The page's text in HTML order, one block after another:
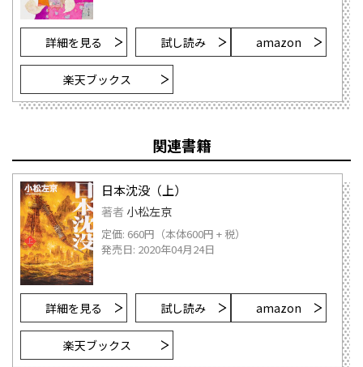
詳細を見る 試し読み amazon
楽天ブックス
関連書籍
日本沈没（上）
著者 小松左京
定価: 660円（本体600円 + 税）
発売日: 2020年04月24日
詳細を見る 試し読み amazon
楽天ブックス